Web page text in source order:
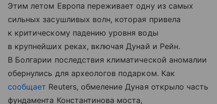
Этим летом Европа переживает одну из самых
сильных засушливых волн, которая привела
к критическому падению уровня воды
в крупнейших реках, включая Дунай и Рейн.
В Болгарии последствия климатической аномалии
обернулись для археологов подарком. Как
сообщает Reuters, обмеление Дуная открыло часть
фундамента Константинова моста,